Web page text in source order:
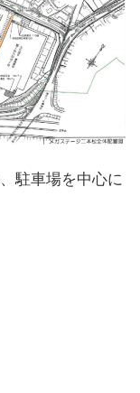
駐車場を中心に